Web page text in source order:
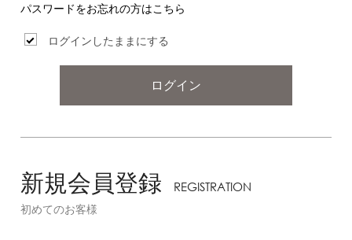
パスワードをお忘れの方はこちら
ログインしたままにする
ログイン
新規会員登録 REGISTRATION
初めてのお客様